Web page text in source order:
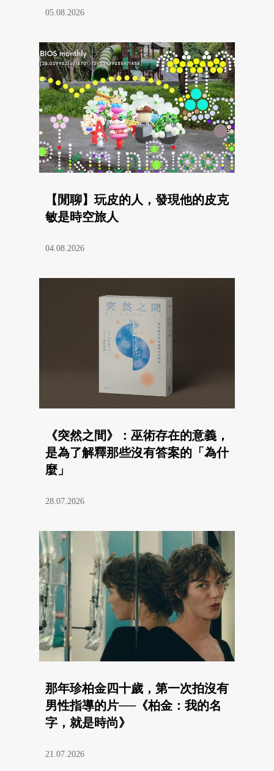
05.08.2026
【閒聊】玩皮的人，發現他的皮克
敏是時空旅人
04.08.2026
《突然之間》：巫術存在的意義，
是為了解釋那些沒有答案的「為什
麼」
28.07.2026
那年珍柏金四十歲，第一次拍沒有
男性指導的片──《柏金：我的名
字，就是時尚》
21.07.2026